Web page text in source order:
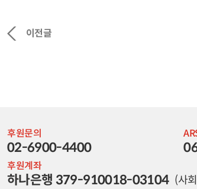
이전글
후원문의
02-6900-4400
후원계좌
하나은행 379-910018-03104 (사